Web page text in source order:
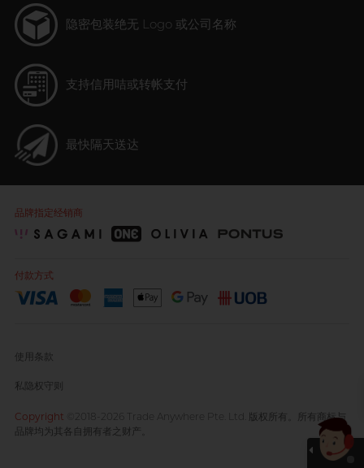
隐密包装绝无 Logo 或公司名称
支持信用咭或转帐支付
最快隔天送达
品牌指定经销商
付款方式
使用条款
私隐权守则
Copyright ©2018-2026 Trade Anywhere Pte. Ltd. 版权所有。所有商标与
品牌均为其各自拥有者之财产。